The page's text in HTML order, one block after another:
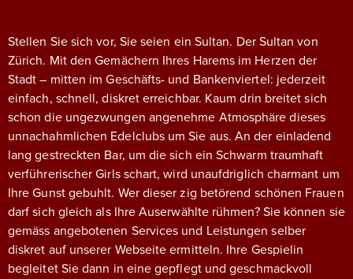
Stellen Sie sich vor, Sie seien ein Sultan. Der Sultan von
Zürich. Mit den Gemächern Ihres Harems im Herzen der
Stadt – mitten im Geschäfts- und Bankenviertel: jederzeit
einfach, schnell, diskret erreichbar. Kaum drin breitet sich
schon die ungezwungen angenehme Atmosphäre dieses
unnachahmlichen Edelclubs um Sie aus. An der einladend
lang gestreckten Bar, um die sich ein Schwarm traumhaft
verführerischer Girls schart, wird unaufdriglich charmant um
Ihre Gunst gebuhlt. Wer dieser zig betörend schönen Frauen
darf sich gleich als Ihre Auserwählte rühmen? Sie können sie
gemäss angebotenen Services und Leistungen selber
diskret auf unserer Webseite ermitteln. Ihre Gespielin
begleitet Sie dann in eine gepflegt und geschmackvoll